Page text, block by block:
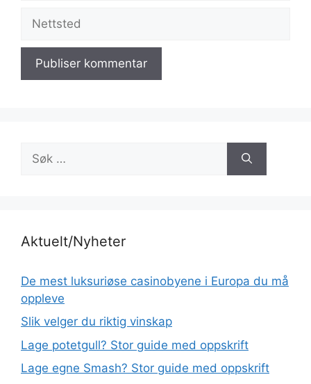
etter:
Aktuelt/Nyheter
De mest luksuriøse casinobyene i Europa du må
oppleve
Slik velger du riktig vinskap
Lage potetgull? Stor guide med oppskrift
Lage egne Smash? Stor guide med oppskrift